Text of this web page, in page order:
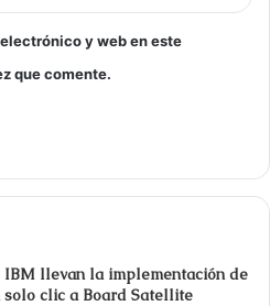
y web en este
que comente.
IBM llevan la implementación de
solo clic a Board Satellite